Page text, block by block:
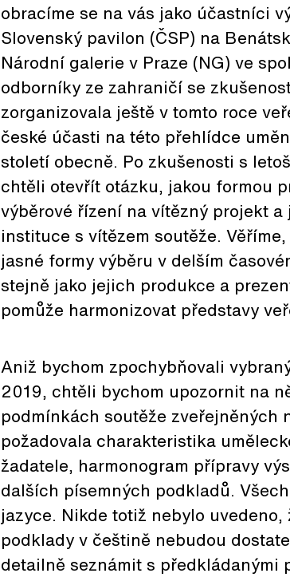
obracíme se na vás jako účastníci
Slovenský pavilon (ČSP) na
Národní galerie v Praze (NG) ve
odborníky ze zahraničí se
zorganizovala ještě v tomto roce
české účasti na této přehlídce
století obecně. Po zkušenosti s
chtěli otevřít otázku, jakou formou
výběrové řízení na vítězný projekt
instituce s vítězem soutěže.
jasné formy výběru v delším
stejně jako jejich produkce a
pomůže harmonizovat představy
Aniž bychom zpochybňovali
2019, chtěli bychom upozornit na
podmínkách soutěže zveřejněných
požadovala charakteristika
žadatele, harmonogram přípravy
dalších písemných podkladů.
jazyce. Nikde totiž nebylo
podklady v češtině nebudou
detailně seznámit s předkládanými